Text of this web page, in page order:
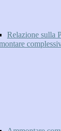
Relazione sulla